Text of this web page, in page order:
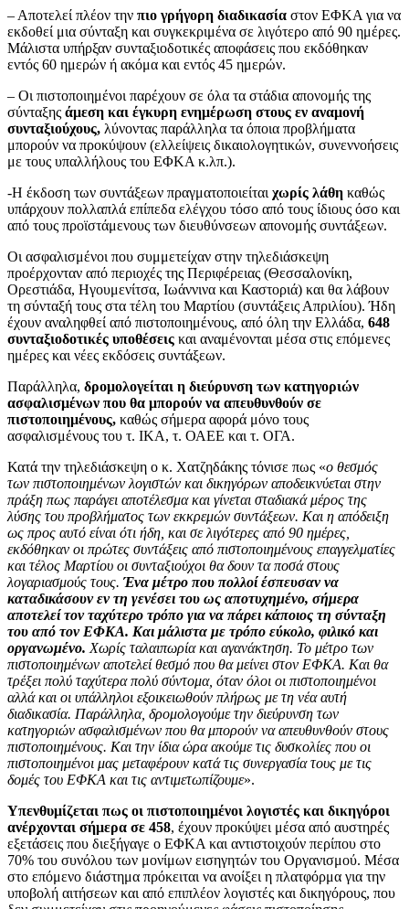
– Αποτελεί πλέον την πιο γρήγορη διαδικασία στον ΕΦΚΑ για να
εκδοθεί μια σύνταξη και συγκεκριμένα σε λιγότερο από 90 ημέρες.
Μάλιστα υπήρξαν συνταξιοδοτικές αποφάσεις που εκδόθηκαν
εντός 60 ημερών ή ακόμα και εντός 45 ημερών.
– Οι πιστοποιημένοι παρέχουν σε όλα τα στάδια απονομής της
σύνταξης άμεση και έγκυρη ενημέρωση στους εν αναμονή
συνταξιούχους, λύνοντας παράλληλα τα όποια προβλήματα
μπορούν να προκύψουν (ελλείψεις δικαιολογητικών, συνεννοήσεις
με τους υπαλλήλους του ΕΦΚΑ κ.λπ.).
-Η έκδοση των συντάξεων πραγματοποιείται χωρίς λάθη καθώς
υπάρχουν πολλαπλά επίπεδα ελέγχου τόσο από τους ίδιους όσο και
από τους προϊστάμενους των διευθύνσεων απονομής συντάξεων.
Οι ασφαλισμένοι που συμμετείχαν στην τηλεδιάσκεψη
προέρχονταν από περιοχές της Περιφέρειας (Θεσσαλονίκη,
Ορεστιάδα, Ηγουμενίτσα, Ιωάννινα και Καστοριά) και θα λάβουν
τη σύνταξή τους στα τέλη του Μαρτίου (συντάξεις Απριλίου). Ήδη
έχουν αναληφθεί από πιστοποιημένους, από όλη την Ελλάδα, 648
συνταξιοδοτικές υποθέσεις και αναμένονται μέσα στις επόμενες
ημέρες και νέες εκδόσεις συντάξεων.
Παράλληλα, δρομολογείται η διεύρυνση των κατηγοριών
ασφαλισμένων που θα μπορούν να απευθυνθούν σε
πιστοποιημένους, καθώς σήμερα αφορά μόνο τους
ασφαλισμένους του τ. ΙΚΑ, τ. ΟΑΕΕ και τ. ΟΓΑ.
Κατά την τηλεδιάσκεψη ο κ. Χατζηδάκης τόνισε πως «ο θεσμός
των πιστοποιημένων λογιστών και δικηγόρων αποδεικνύεται στην
πράξη πως παράγει αποτέλεσμα και γίνεται σταδιακά μέρος της
λύσης του προβλήματος των εκκρεμών συντάξεων. Και η απόδειξη
ως προς αυτό είναι ότι ήδη, και σε λιγότερες από 90 ημέρες,
εκδόθηκαν οι πρώτες συντάξεις από πιστοποιημένους επαγγελματίες
και τέλος Μαρτίου οι συνταξιούχοι θα δουν τα ποσά στους
λογαριασμούς τους. Ένα μέτρο που πολλοί έσπευσαν να
καταδικάσουν εν τη γενέσει του ως αποτυχημένο, σήμερα
αποτελεί τον ταχύτερο τρόπο για να πάρει κάποιος τη σύνταξη
του από τον ΕΦΚΑ. Και μάλιστα με τρόπο εύκολο, φιλικό και
οργανωμένο. Χωρίς ταλαιπωρία και αγανάκτηση. Το μέτρο των
πιστοποιημένων αποτελεί θεσμό που θα μείνει στον ΕΦΚΑ. Και θα
τρέξει πολύ ταχύτερα πολύ σύντομα, όταν όλοι οι πιστοποιημένοι
αλλά και οι υπάλληλοι εξοικειωθούν πλήρως με τη νέα αυτή
διαδικασία. Παράλληλα, δρομολογούμε την διεύρυνση των
κατηγοριών ασφαλισμένων που θα μπορούν να απευθυνθούν στους
πιστοποιημένους. Και την ίδια ώρα ακούμε τις δυσκολίες που οι
πιστοποιημένοι μας μεταφέρουν κατά τις συνεργασία τους με τις
δομές του ΕΦΚΑ και τις αντιμετωπίζουμε».
Υπενθυμίζεται πως οι πιστοποιημένοι λογιστές και δικηγόροι
ανέρχονται σήμερα σε 458, έχουν προκύψει μέσα από αυστηρές
εξετάσεις που διεξήγαγε ο ΕΦΚΑ και αντιστοιχούν περίπου στο
70% του συνόλου των μονίμων εισηγητών του Οργανισμού. Μέσα
στο επόμενο διάστημα πρόκειται να ανοίξει η πλατφόρμα για την
υποβολή αιτήσεων και από επιπλέον λογιστές και δικηγόρους, που